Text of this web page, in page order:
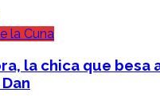
la Cuna
la chica que besa